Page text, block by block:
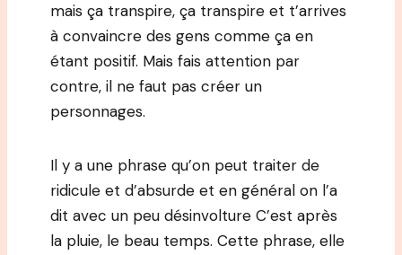
mais ça transpire, ça transpire et t’arrives
à convaincre des gens comme ça en
étant positif. Mais fais attention par
contre, il ne faut pas créer un
personnages.
Il y a une phrase qu’on peut traiter de
ridicule et d’absurde et en général on l’a
dit avec un peu désinvolture C’est après
la pluie, le beau temps. Cette phrase, elle